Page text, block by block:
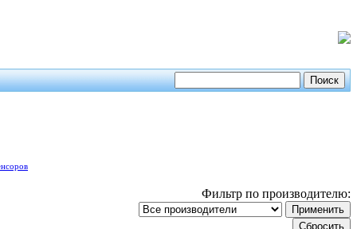
Фильтр по производителю: